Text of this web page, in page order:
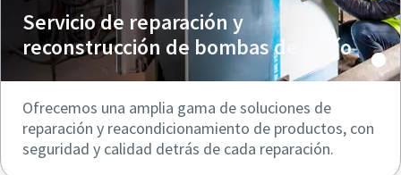
Servicio de reparación y
reconstrucción de bombas de vacío
Ofrecemos una amplia gama de soluciones de
reparación y reacondicionamiento de productos, con
seguridad y calidad detrás de cada reparación.